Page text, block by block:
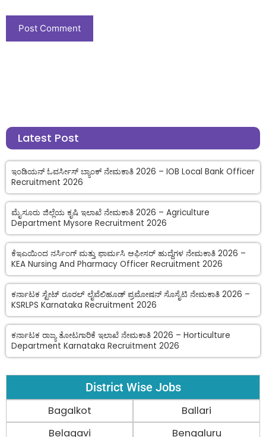
Latest Post
ಇಂಡಿಯನ್ ಓವರ್ಸೀಸ್ ಬ್ಯಾಂಕ್ ನೇಮಕಾತಿ 2026 – IOB Local Bank Officer
Recruitment 2026
ಮೈಸೂರು ಜಿಲ್ಲೆಯ ಕೃಷಿ ಇಲಾಖೆ ನೇಮಕಾತಿ 2026 – Agriculture
Department Mysore Recruitment 2026
ಕೆಇಎಯಿಂದ ನರ್ಸಿಂಗ್ ಮತ್ತು ಫಾರ್ಮಸಿ ಆಫೀಸರ್ ಹುದ್ದೆಗಳ ನೇಮಕಾತಿ 2026 –
KEA Nursing And Pharmacy Officer Recruitment 2026
ಕರ್ನಾಟಕ ಸ್ಟೇಟ್ ರೂರಲ್ ಲೈವೆಲಿಹೂಡ್ ಪ್ರಮೋಷನ್ ಸೊಸೈಟಿ ನೇಮಕಾತಿ 2026 –
KSRLPS Karnataka Recruitment 2026
ಕರ್ನಾಟಕ ರಾಜ್ಯ ತೋಟಗಾರಿಕೆ ಇಲಾಖೆ ನೇಮಕಾತಿ 2026 – Horticulture
Department Karnataka Recruitment 2026
District Wise Jobs
Bagalkot
Ballari
Belagavi
Bengaluru